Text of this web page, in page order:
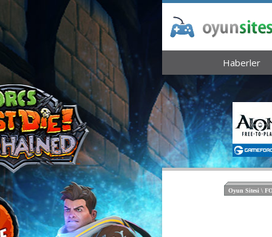
Haberler
Oyun Sitesi \